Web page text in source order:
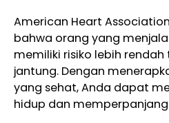
American Heart
bahwa orang yang
memiliki risiko lebih
jantung. Dengan
yang sehat, Anda dapat
hidup dan memperpanjang